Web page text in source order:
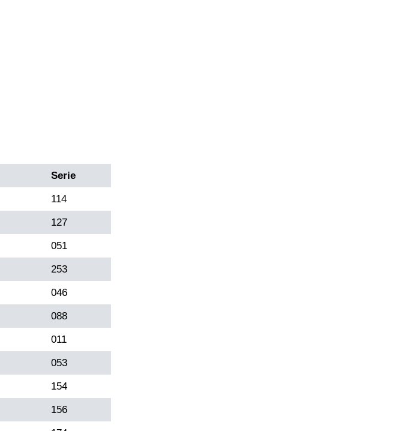
Serie
114
127
051
253
046
088
011
053
154
156